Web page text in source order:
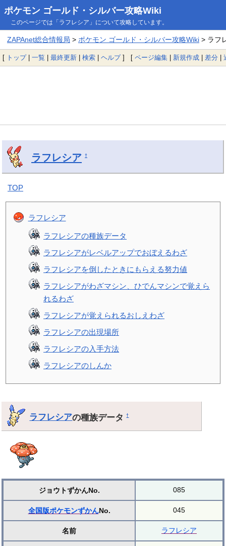
ポケモン ゴールド・シルバー攻略Wiki
このページでは「ラフレシア」について攻略しています。
ZAPAnet総合情報局 > ポケモン ゴールド・シルバー攻略Wiki> ラフ
[ トップ| 一覧 | 最終更新 | 検索 | ヘルプ] [ ページ編集 | 新規作成 | 差分 |
ラフレシア †
TOP
ラフレシア
ラフレシアの種族データ
ラフレシアがレベルアップでおぼえるわざ
ラフレシアを倒したときにもらえる努力値
ラフレシアがわざマシン、ひでんマシンで覚えら
れるわざ
ラフレシアが覚えられるおしえわざ
ラフレシアの出現場所
ラフレシアの入手方法
ラフレシアのしんか
ラフレシアの種族データ†
ジョウトずかんNo. 085
全国版ポケモンずかんNo. 045
名前 ラフレシア